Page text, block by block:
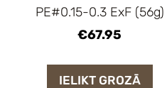
PE#0.15-0.3 ExF (56g)
€67.95
IELIKT GROZĀ